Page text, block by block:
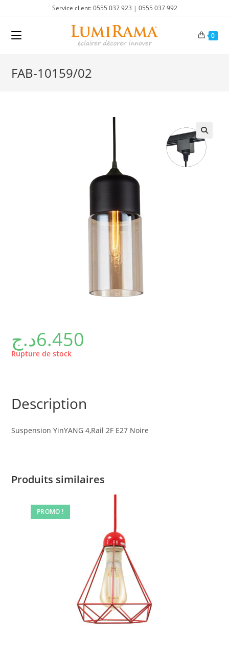
content
Service client: 0555 037 923 | 0555 037 992
0
FAB-10159/02
6.450د.ج
Rupture de stock
Description
Suspension YinYANG 4,Rail 2F E27 Noire
Produits similaires
PROMO !